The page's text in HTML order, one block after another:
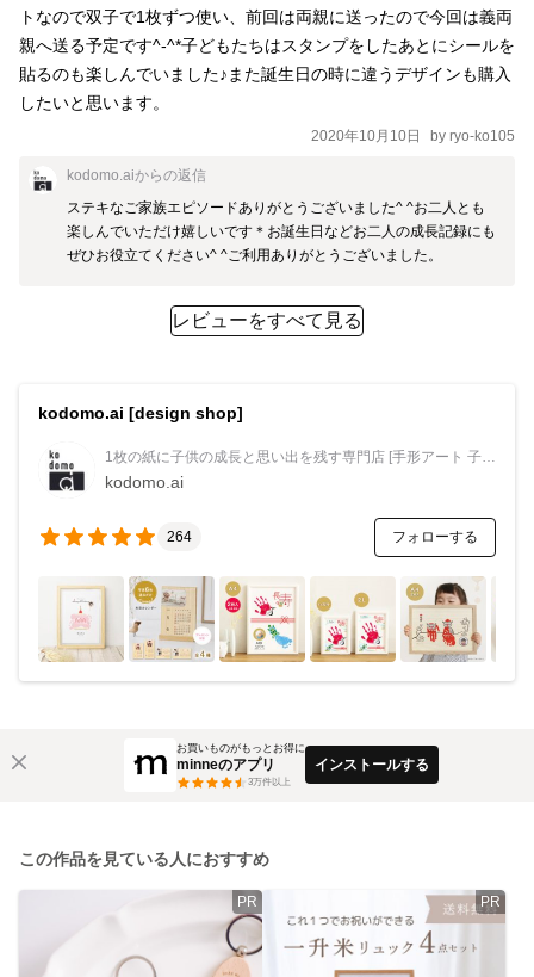
トなので双子で1枚ずつ使い、前回は両親に送ったので今回は義両
親へ送る予定です^-^*子どもたちはスタンプをしたあとにシールを
貼るのも楽しんでいました♪また誕生日の時に違うデザインも購入
したいと思います。
2020年10月10日 by ryo-ko105
kodomo.aiからの返信
ステキなご家族エピソードありがとうございました^ ^お二人とも
楽しんでいただけ嬉しいです＊お誕生日などお二人の成長記録にも
ぜひお役立てください^ ^ご利用ありがとうございました。
レビューをすべて見る
kodomo.ai [design shop]
1枚の紙に子供の成長と思い出を残す専門店 [手形アート 子供の絵デザイン]
kodomo.ai
264 フォローする
お買いものがもっとお得に
minneのアプリ
3万件以上
インストールする
この作品を見ている人におすすめ
PR PR